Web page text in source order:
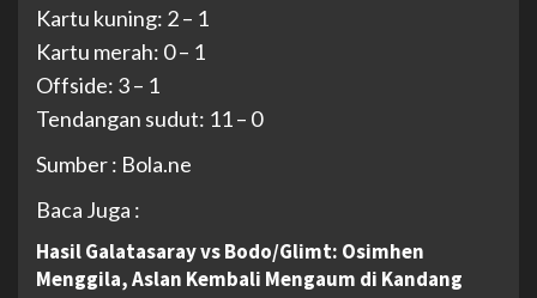
Kartu kuning: 2 – 1
Kartu merah: 0 – 1
Offside: 3 – 1
Tendangan sudut: 11 – 0
Sumber : Bola.ne
Baca Juga :
Hasil Galatasaray vs Bodo/Glimt: Osimhen
Menggila, Aslan Kembali Mengaum di Kandang